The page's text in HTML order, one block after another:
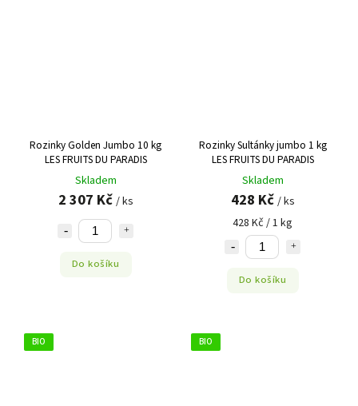
Rozinky Golden Jumbo 10 kg
LES FRUITS DU PARADIS
Skladem
2 307 Kč / ks
Do košíku
Rozinky Sultánky jumbo 1 kg
LES FRUITS DU PARADIS
Skladem
428 Kč / ks
428 Kč / 1 kg
Do košíku
BIO BIO